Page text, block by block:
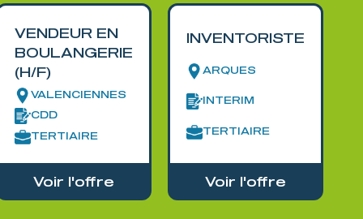
VENDEUR EN
BOULANGERIE
(H/F)
VALENCIENNES
CDD
TERTIAIRE
Voir l'offre
INVENTORISTE
ARQUES
INTERIM
TERTIAIRE
Voir l'offre